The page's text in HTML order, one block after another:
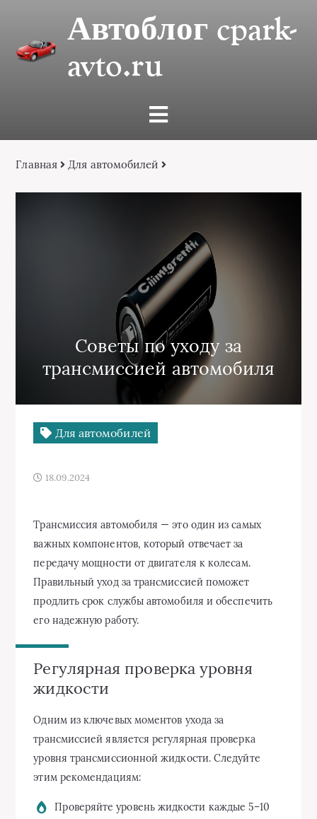
Автоблог cpark-
avto.ru
Главная Для автомобилей
Советы по уходу за
трансмиссией автомобиля
Для автомобилей
18.09.2024
Трансмиссия автомобиля — это один из самых
важных компонентов, который отвечает за
передачу мощности от двигателя к колесам.
Правильный уход за трансмиссией поможет
продлить срок службы автомобиля и обеспечить
его надежную работу.
Регулярная проверка уровня
жидкости
Одним из ключевых моментов ухода за
трансмиссией является регулярная проверка
уровня трансмиссионной жидкости. Следуйте
этим рекомендациям:
Проверяйте уровень жидкости каждые 5–10